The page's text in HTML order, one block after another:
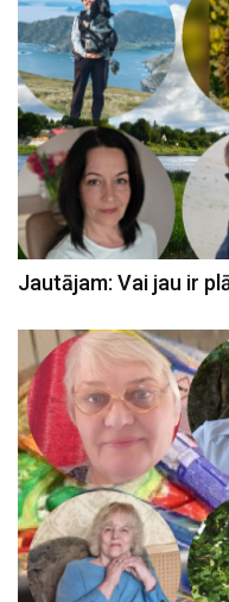
Jautājam: Vai jau ir